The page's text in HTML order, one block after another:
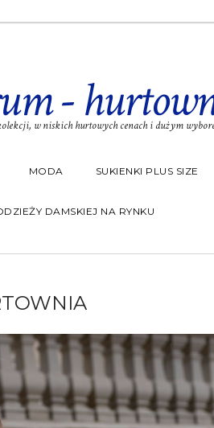
-
w niskich hurtowych cenach i dużym
MODA SUKIENKI PLUS SIZE
DAMSKIEJ NA RYNKU